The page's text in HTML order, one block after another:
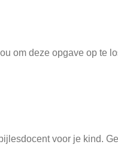
om deze opgave op te
voor je kind.